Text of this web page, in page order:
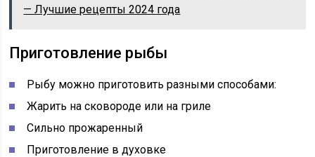
— Лучшие рецепты 2024 года
Приготовление рыбы
Рыбу можно приготовить разными способами:
Жарить на сковороде или на гриле
Сильно прожаренный
Приготовление в духовке